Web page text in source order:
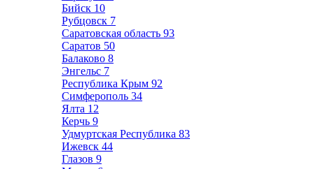
Бийск 10
Рубцовск 7
Саратовская область 93
Саратов 50
Балаково 8
Энгельс 7
Республика Крым 92
Симферополь 34
Ялта 12
Керчь 9
Удмуртская Республика 83
Ижевск 44
Глазов 9